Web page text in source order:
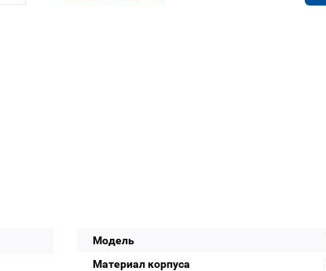
Модель
Материал корпуса